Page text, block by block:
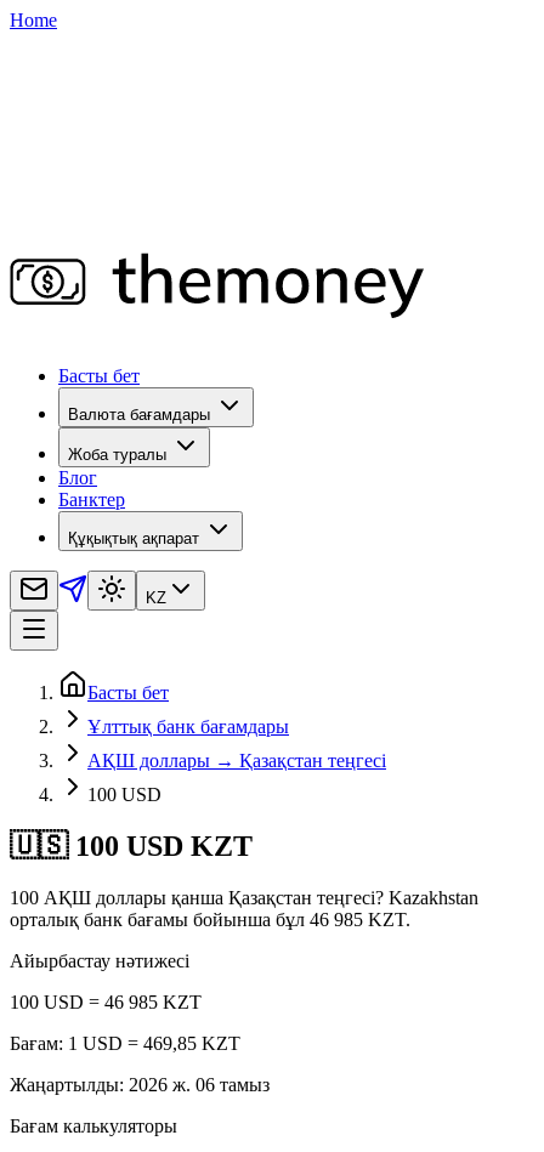
Home
Басты бет
Валюта бағамдары
Жоба туралы
Блог
Банктер
Құқықтық ақпарат
KZ
Басты бет
Ұлттық банк бағамдары
АҚШ доллары → Қазақстан теңгесі
100 USD
🇺🇸 100 USD KZT
100 АҚШ доллары қанша Қазақстан теңгесі? Kazakhstan
орталық банк бағамы бойынша бұл 46 985 KZT.
Айырбастау нәтижесі
100 USD = 46 985 KZT
Бағам: 1 USD = 469,85 KZT
Жаңартылды: 2026 ж. 06 тамыз
Бағам калькуляторы